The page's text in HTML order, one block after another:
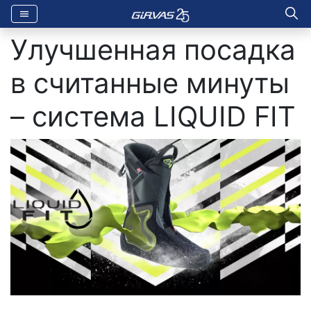
Улучшенная посадка
в считанные минуты
– система LIQUID FIT